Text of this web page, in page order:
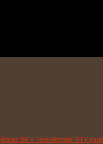
66 v Televíkende STV